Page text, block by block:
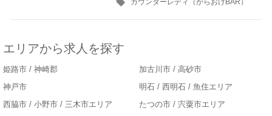
カウンターレディ（からおけBAR）
エリアから求人を探す
姫路市 / 神崎郡
加古川市 / 高砂市
神戸市
明石 / 西明石 / 魚住エリア
西脇市 / 小野市 / 三木市エリア
たつの市 / 宍粟市エリア